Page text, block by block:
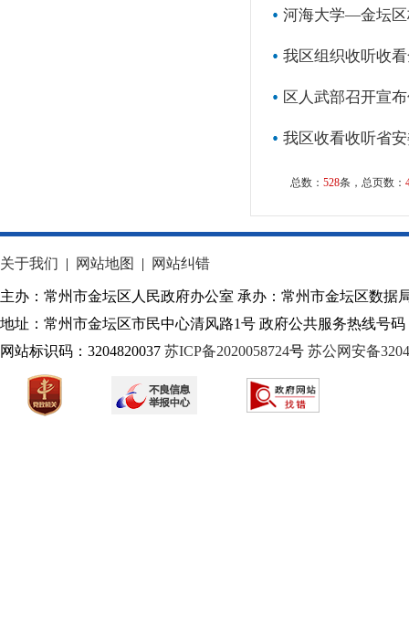
河海大学—金坛区
我区组织收听收
区人武部召开宣
我区收看收听省
总数： 528条，总页数：
关于我们 | 网站地图 | 网站纠错
主办：常州市金坛区人民政府办公室 承办：常州市金坛区数据
地址：常州市金坛区市民中心清风路1号 政府公共服务热线号码
网站标识码：3204820037 苏ICP备2020058724号 苏公网安备